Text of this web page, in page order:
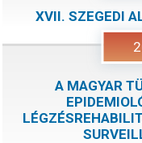
XVII. SZEGEDI
A MAGYAR